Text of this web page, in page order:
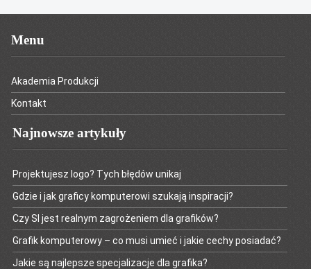
Menu
Akademia Produkcji
Kontakt
Najnowsze artykuły
Projektujesz logo? Tych błędów unikaj
Gdzie i jak graficy komputerowi szukają inspiracji?
Czy SI jest realnym zagrożeniem dla grafików?
Grafik komputerowy – co musi umieć i jakie cechy posiadać?
Jakie są najlepsze specjalizacje dla grafika?